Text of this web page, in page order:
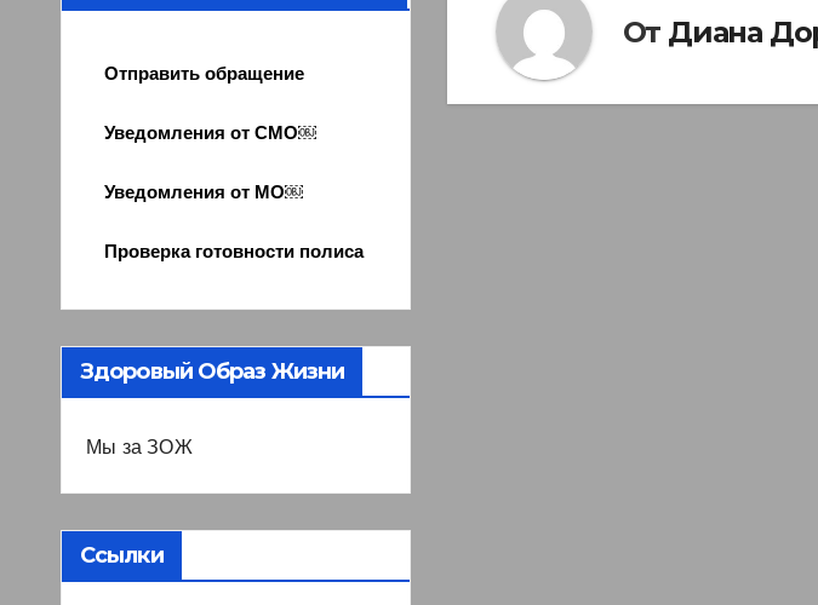
Отправить обращение
Уведомления от СМО￼
Уведомления от МО￼
Проверка готовности полиса
Здоровый Образ Жизни
Мы за ЗОЖ
Ссылки
От Диана